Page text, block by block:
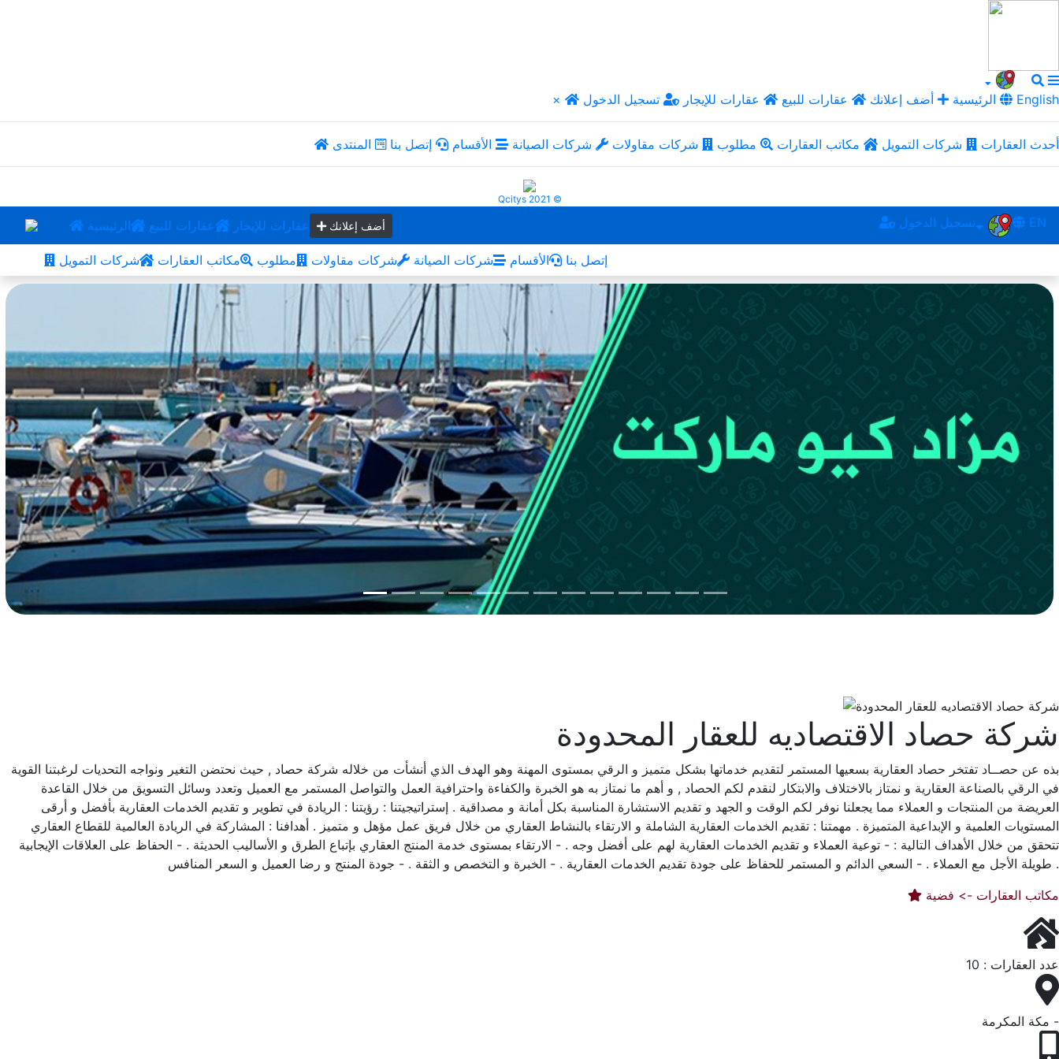
× الرئيسية أضف إعلانك عقارات للبيع عقارات للإيجار تسجيل الدخول English
أحدث العقارات شركات التمويل مكاتب العقارات مطلوب شركات مقاولات شركات الصيانة الأقسام إتصل بنا المنتدى
Qcitys 2021 ©
الرئيسية عقارات للبيع عقارات للإيجار أضف إعلانك تسجيل الدخول EN
شركات التمويل مكاتب العقارات مطلوب شركات مقاولات شركات الصيانة الأقسام إتصل بنا
شركة حصاد الاقتصاديه للعقار المحدودة
بذه عن حصــاد تفتخر حصاد العقارية بسعيها المستمر لتقديم خدماتها بشكل متميز و الرقي بمستوى المهنة وهو الهدف الذي أنشأت من خلاله شركة حصاد , حيث نحتضن التغير ونواجه التحديات لرغبتنا القوية
في الرقي بالصناعة العقارية و نمتاز بالاختلاف والابتكار لنقدم لكم الحصاد , و أهم ما نمتاز به هو الخبرة والكفاءة واحترافية العمل والتواصل المستمر مع العميل وتعدد وسائل التسويق من خلال القاعدة
العريضة من المنتجات و العملاء مما يجعلنا نوفر لكم الوقت و الجهد و تقديم الاستشارة المناسبة بكل أمانة و مصداقية . إستراتيجيتنا : رؤيتنا : الريادة في تطوير و تقديم الخدمات العقارية بأفضل و أرقى
المستويات العلمية و الإبداعية المتميزة . مهمتنا : تقديم الخدمات العقارية الشاملة و الارتقاء بالنشاط العقاري من خلال فريق عمل مؤهل و متميز . أهدافنا : المشاركة في الريادة العالمية للقطاع العقاري
تتحقق من خلال الأهداف التالية : - توعية العملاء و تقديم الخدمات العقارية لهم على أفضل وجه . - الارتقاء بمستوى خدمة المنتج العقاري بإتباع الطرق و الأساليب الحديثة . - الحفاظ على العلاقات الإيجابية
طويلة الأجل مع العملاء . - السعي الدائم و المستمر للحفاظ على جودة تقديم الخدمات العقارية . - الخبرة و التخصص و الثقة . - جودة المنتج و رضا العميل و السعر المنافس .
مكاتب العقارات -> فضية
عدد العقارات : 10
مكة المكرمة -